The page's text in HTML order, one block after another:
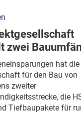
zwei
hat die
für den Bau von
zweiter
die
Tiefbaupakete für